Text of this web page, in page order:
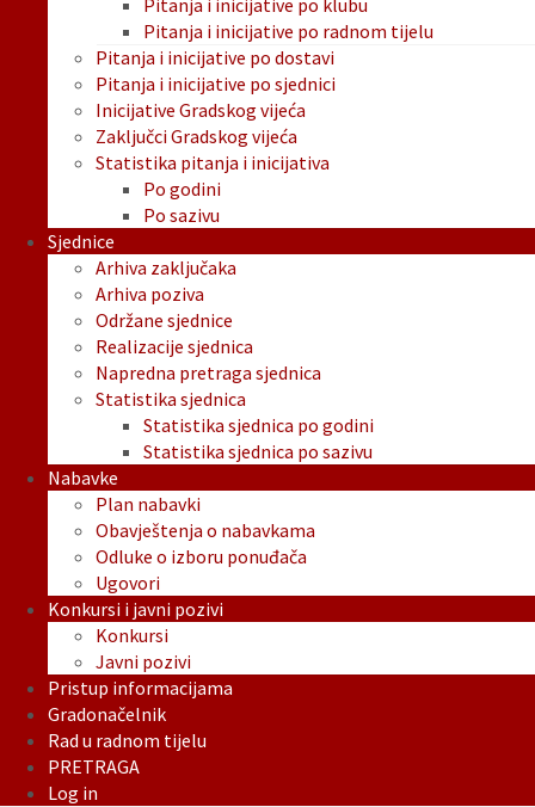
Pitanja i inicijative po klubu
Pitanja i inicijative po radnom tijelu
Pitanja i inicijative po dostavi
Pitanja i inicijative po sjednici
Inicijative Gradskog vijeća
Zaključci Gradskog vijeća
Statistika pitanja i inicijativa
Po godini
Po sazivu
Sjednice
Arhiva zaključaka
Arhiva poziva
Održane sjednice
Realizacije sjednica
Napredna pretraga sjednica
Statistika sjednica
Statistika sjednica po godini
Statistika sjednica po sazivu
Nabavke
Plan nabavki
Obavještenja o nabavkama
Odluke o izboru ponuđača
Ugovori
Konkursi i javni pozivi
Konkursi
Javni pozivi
Pristup informacijama
Gradonačelnik
Rad u radnom tijelu
PRETRAGA
Log in